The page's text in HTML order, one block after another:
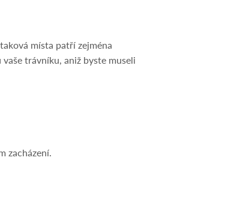
místa patří zejména
trávníku, aniž byste museli
zacházení.